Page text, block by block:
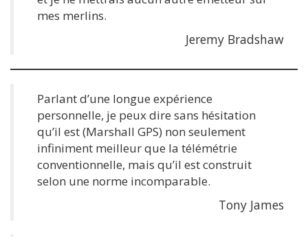
mes merlins.
Jeremy Bradshaw
Parlant d’une longue expérience
personnelle, je peux dire sans hésitation
qu’il est (Marshall GPS) non seulement
infiniment meilleur que la télémétrie
conventionnelle, mais qu’il est construit
selon une norme incomparable.
Tony James